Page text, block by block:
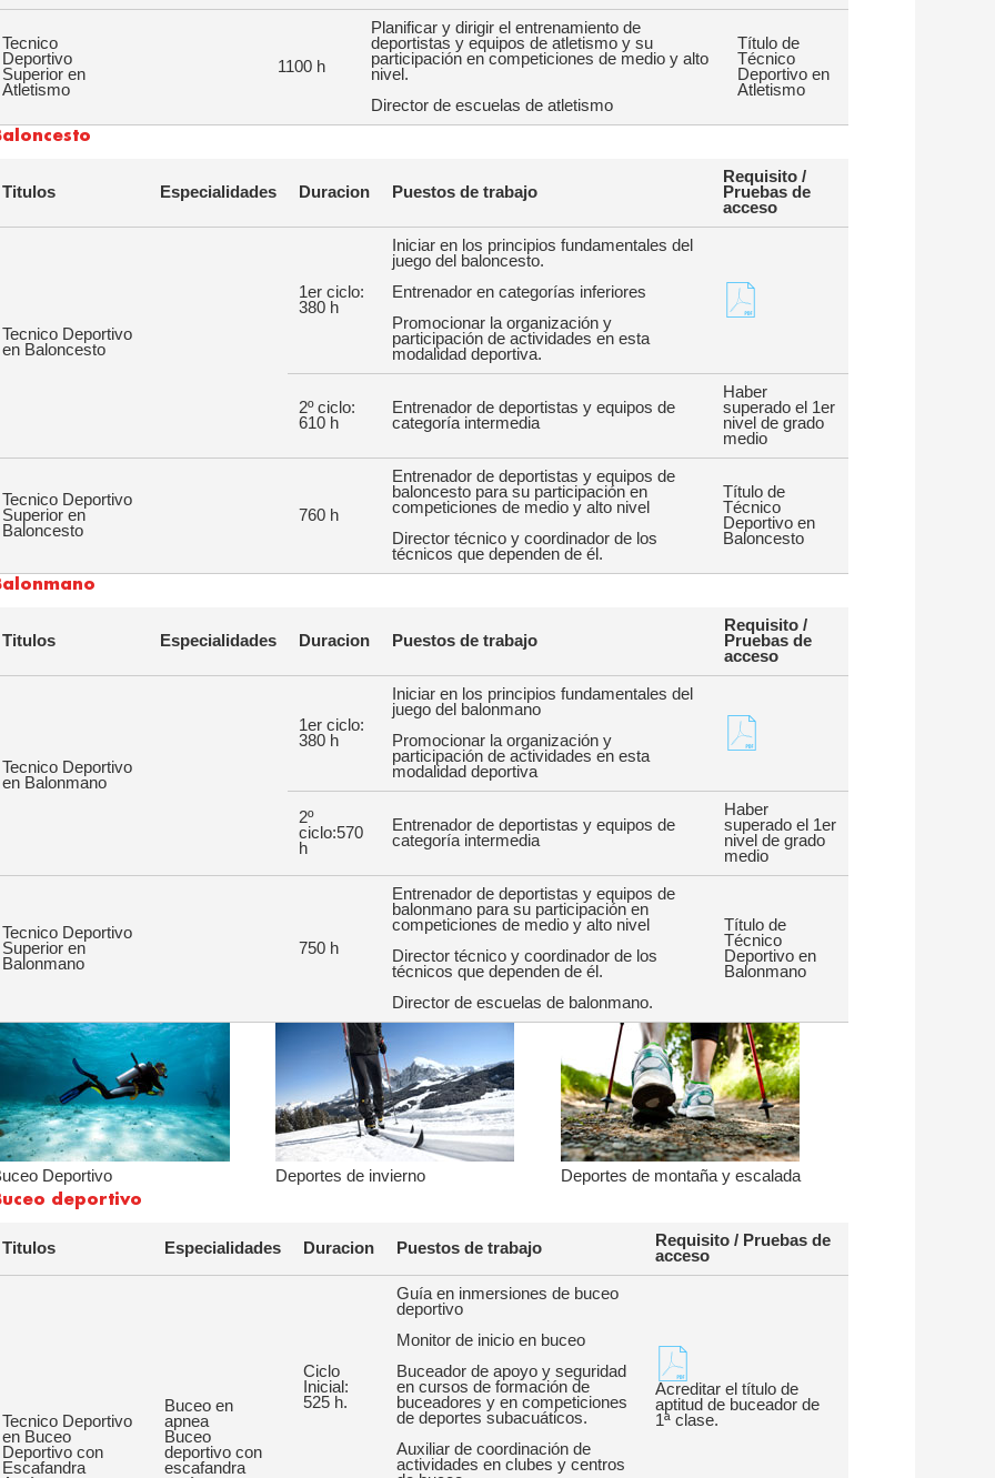
Tecnico
Deportivo
Superior en
Atletismo
1100 h
Planificar y dirigir el entrenamiento de
deportistas y equipos de atletismo y su
participación en competiciones de medio y alto
nivel.
Director de escuelas de atletismo
Título de
Técnico
Deportivo en
Atletismo
Titulos Especialidades Duracion Puestos de trabajo
Requisito /
Pruebas de
acceso
Tecnico Deportivo
en Baloncesto
1er ciclo:
380 h
Iniciar en los principios fundamentales del
juego del baloncesto.
Entrenador en categorías inferiores
Promocionar la organización y
participación de actividades en esta
modalidad deportiva.
2º ciclo:
610 h
Entrenador de deportistas y equipos de
categoría intermedia
Haber
superado el 1er
nivel de grado
medio
Tecnico Deportivo
Superior en
Baloncesto
760 h
Entrenador de deportistas y equipos de
baloncesto para su participación en
competiciones de medio y alto nivel
Director técnico y coordinador de los
técnicos que dependen de él.
Título de
Técnico
Deportivo en
Baloncesto
Titulos Especialidades Duracion Puestos de trabajo
Requisito /
Pruebas de
acceso
Tecnico Deportivo
en Balonmano
1er ciclo:
380 h
Iniciar en los principios fundamentales del
juego del balonmano
Promocionar la organización y
participación de actividades en esta
modalidad deportiva
2º
ciclo:570
h
Entrenador de deportistas y equipos de
categoría intermedia
Haber
superado el 1er
nivel de grado
medio
Tecnico Deportivo
Superior en
Balonmano
750 h
Entrenador de deportistas y equipos de
balonmano para su participación en
competiciones de medio y alto nivel
Director técnico y coordinador de los
técnicos que dependen de él.
Director de escuelas de balonmano.
Título de
Técnico
Deportivo en
Balonmano
Deportivo Deportes de invierno Deportes de montaña y escalada
deportivo
Titulos Especialidades Duracion Puestos de trabajo
Requisito / Pruebas de
acceso
Tecnico Deportivo
en Buceo
Deportivo con
Escafandra
Buceo en
apnea
Buceo
deportivo con
escafandra
Ciclo
Inicial:
525 h.
Guía en inmersiones de buceo
deportivo
Monitor de inicio en buceo
Buceador de apoyo y seguridad
en cursos de formación de
buceadores y en competiciones
de deportes subacuáticos.
Auxiliar de coordinación de
actividades en clubes y centros
Acreditar el título de
aptitud de buceador de
1ª clase.